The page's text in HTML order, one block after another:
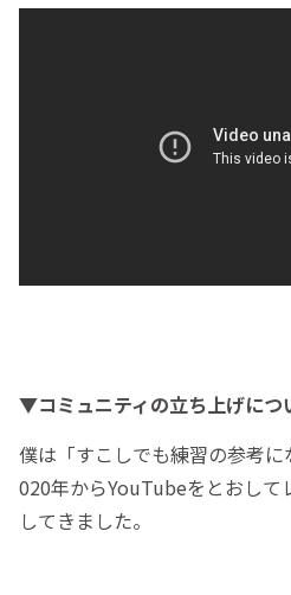
▼コミュニティの立ち上げにつ
僕は「すこしでも練習の参考
020年からYouTubeをとおして
してきました。